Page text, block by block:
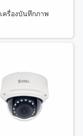
เครื่องบันทึกภาพ